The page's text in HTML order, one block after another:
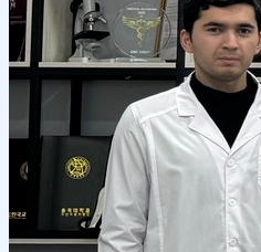
Руководство